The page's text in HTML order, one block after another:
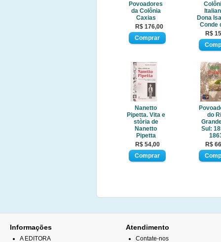
Povoadores
da Colônia
Caxias
R$ 176,00
Dona
Conde
R$
Nanetto
Pipetta. Vita e
stòria de
Nanetto
Pipetta
R$ 54,00
do
Sul:
R$
Informações
A EDITORA
Atendimento
Contate-nos